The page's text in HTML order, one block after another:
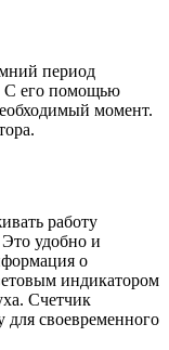
период
С его помощью
момент.
работу
удобно и
о
индикатором
Счетчик
для своевременного